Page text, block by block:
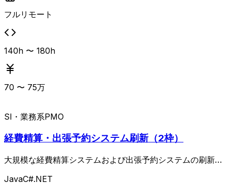
フルリモート
140h 〜 180h
70 〜 75万
SI・業務系PMO
経費精算・出張予約システム刷新（2枠）
大規模な経費精算システムおよび出張予約システムの刷新プ
業務フローの抜本的な見直しと基幹システム化、AI・デー
JavaC#.NET